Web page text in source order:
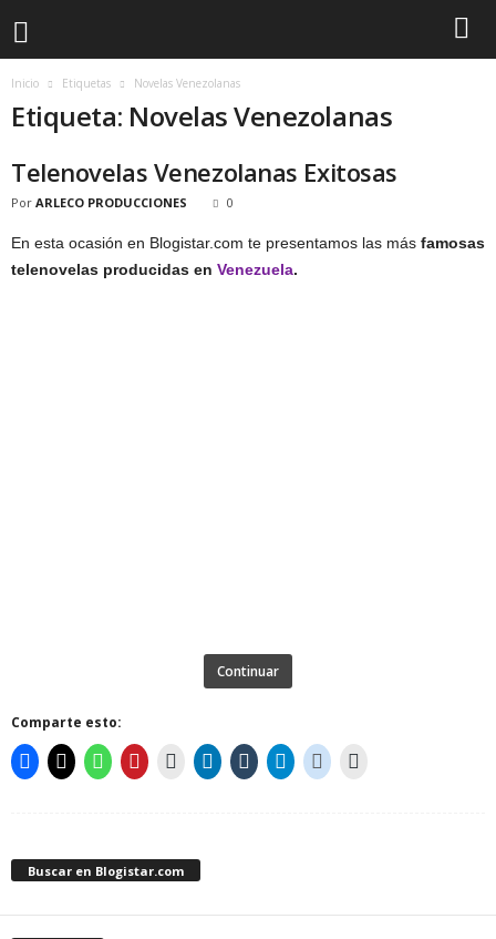
Inicio Etiquetas Novelas Venezolanas
Etiqueta: Novelas Venezolanas
Telenovelas Venezolanas Exitosas
Por ARLECO PRODUCCIONES 0
En esta ocasión en Blogistar.com te presentamos las más famosas
telenovelas producidas en Venezuela.
Continuar
Comparte esto:
Buscar en Blogistar.com